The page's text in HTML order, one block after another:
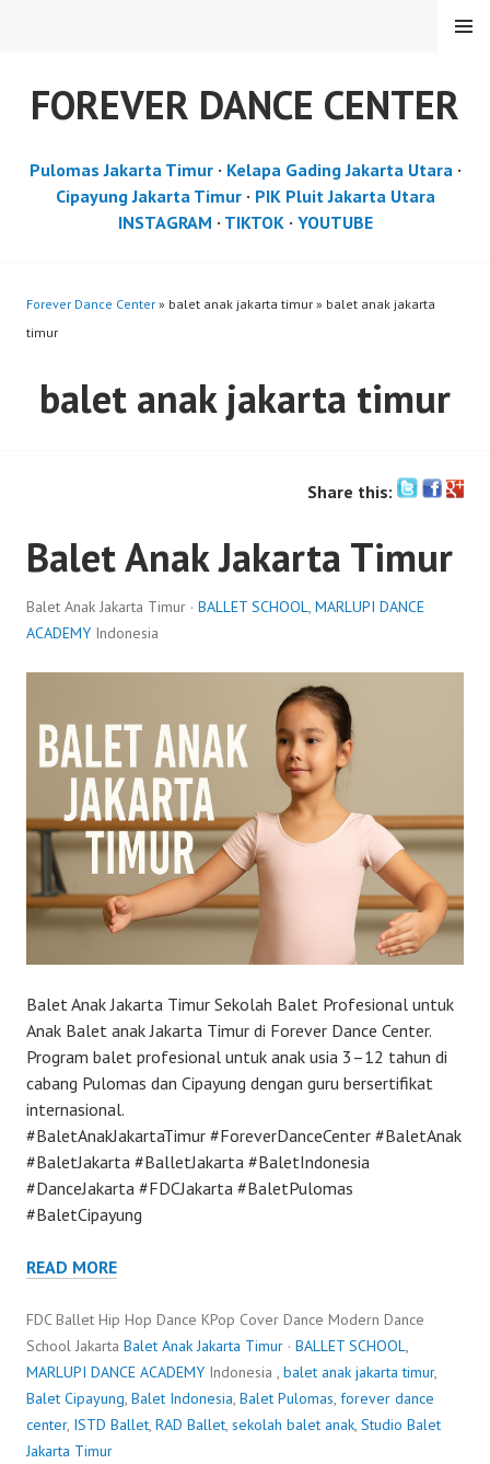
FOREVER DANCE CENTER
MENU
Pulomas Jakarta Timur· Kelapa Gading Jakarta Utara·
Cipayung Jakarta Timur· PIK Pluit Jakarta Utara
INSTAGRAM · TIKTOK· YOUTUBE
Forever Dance Center » balet anak jakarta timur » balet anak jakarta
timur
balet anak jakarta timur
Share this:
Balet Anak Jakarta Timur
Balet Anak Jakarta Timur · BALLET SCHOOL, MARLUPI DANCE
ACADEMY Indonesia
Balet Anak Jakarta Timur Sekolah Balet Profesional untuk
Anak Balet anak Jakarta Timur di Forever Dance Center.
Program balet profesional untuk anak usia 3–12 tahun di
cabang Pulomas dan Cipayung dengan guru bersertifikat
internasional.
#BaletAnakJakartaTimur #ForeverDanceCenter #BaletAnak
#BaletJakarta #BalletJakarta #BaletIndonesia
#DanceJakarta #FDCJakarta #BaletPulomas
#BaletCipayung
READ MORE
FDC Ballet Hip Hop Dance KPop Cover Dance Modern Dance
School Jakarta Balet Anak Jakarta Timur · BALLET SCHOOL,
MARLUPI DANCE ACADEMY Indonesia , balet anak jakarta timur,
Balet Cipayung, Balet Indonesia, Balet Pulomas, forever dance
center, ISTD Ballet, RAD Ballet, sekolah balet anak, Studio Balet
Jakarta Timur